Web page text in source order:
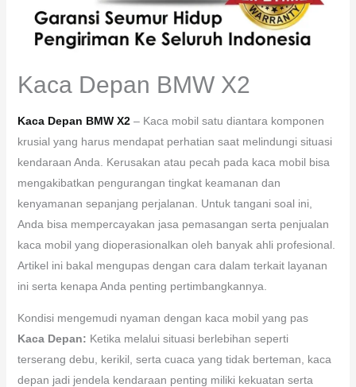
Kaca Depan BMW X2
Kaca Depan BMW X2 – Kaca mobil satu diantara komponen
krusial yang harus mendapat perhatian saat melindungi situasi
kendaraan Anda. Kerusakan atau pecah pada kaca mobil bisa
mengakibatkan pengurangan tingkat keamanan dan
kenyamanan sepanjang perjalanan. Untuk tangani soal ini,
Anda bisa mempercayakan jasa pemasangan serta penjualan
kaca mobil yang dioperasionalkan oleh banyak ahli profesional.
Artikel ini bakal mengupas dengan cara dalam terkait layanan
ini serta kenapa Anda penting pertimbangkannya.
Kondisi mengemudi nyaman dengan kaca mobil yang pas
Kaca Depan: Ketika melalui situasi berlebihan seperti
terserang debu, kerikil, serta cuaca yang tidak berteman, kaca
depan jadi jendela kendaraan penting miliki kekuatan serta